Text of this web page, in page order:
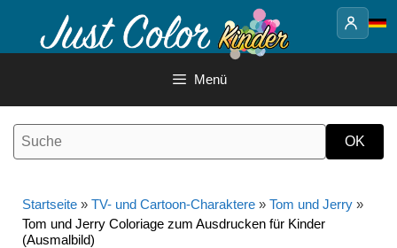
Inhalt
Menü
Startseite » TV- und Cartoon-Charaktere » Tom und Jerry »
Tom und Jerry Coloriage zum Ausdrucken für Kinder
(Ausmalbild)